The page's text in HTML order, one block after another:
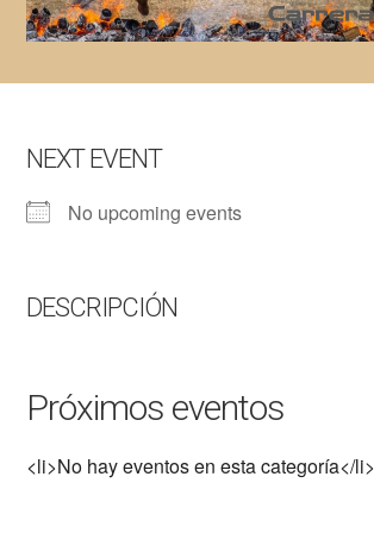
NEXT EVENT
No upcoming events
DESCRIPCIÓN
Próximos eventos
<li>No hay eventos en esta categoría</li>